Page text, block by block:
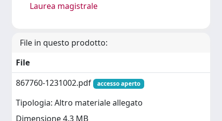
Laurea magistrale
File in questo prodotto:
File
867760-1231002.pdf
accesso aperto
Tipologia: Altro materiale allegato
Dimensione 4.3 MB